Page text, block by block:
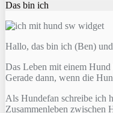
Das bin ich
Hallo, das bin ich (Ben)
Das Leben mit einem Hund
Gerade dann, wenn die
Als Hundefan schreibe ich
Zusammenleben zwischen